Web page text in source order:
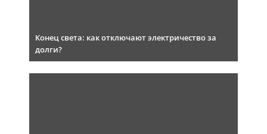
Конец света: как отключают электричество за
долги?